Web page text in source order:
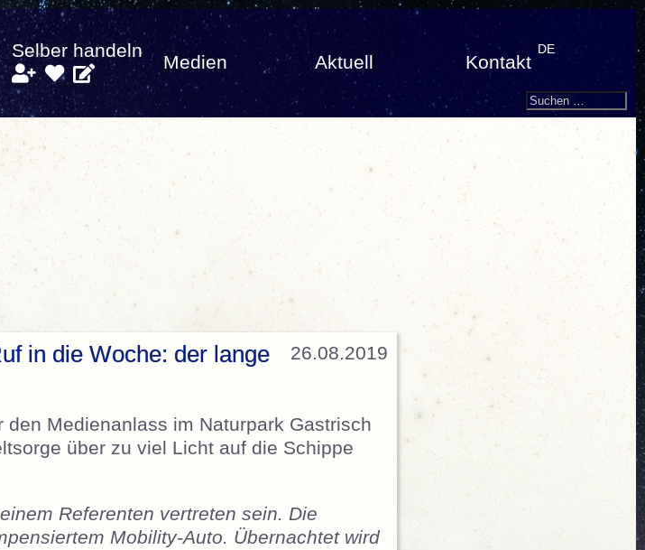
Selber handeln
Medien Aktuell Kontakt
DE
Search
Suchen
26.08.2019
in die Woche: der lange
Medienanlass im Naturpark Gastrisch
über zu viel Licht auf die Schippe
Referenten vertreten sein. Die
Mobility-Auto. Übernachtet wird